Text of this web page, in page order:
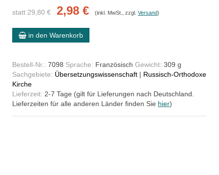
statt 29,80 € 2,98 € (inkl. MwSt., zzgl. Versand)
in den Warenkorb
Bestell-Nr.: 7098 Sprache: Französisch Gewicht: 309 g
Sachgebiete: Übersetzungswissenschaft | Russisch-Orthodoxe
Kirche
Lieferzeit: 2-7 Tage (gilt für Lieferungen nach Deutschland.
Lieferzeiten für alle anderen Länder finden Sie hier)